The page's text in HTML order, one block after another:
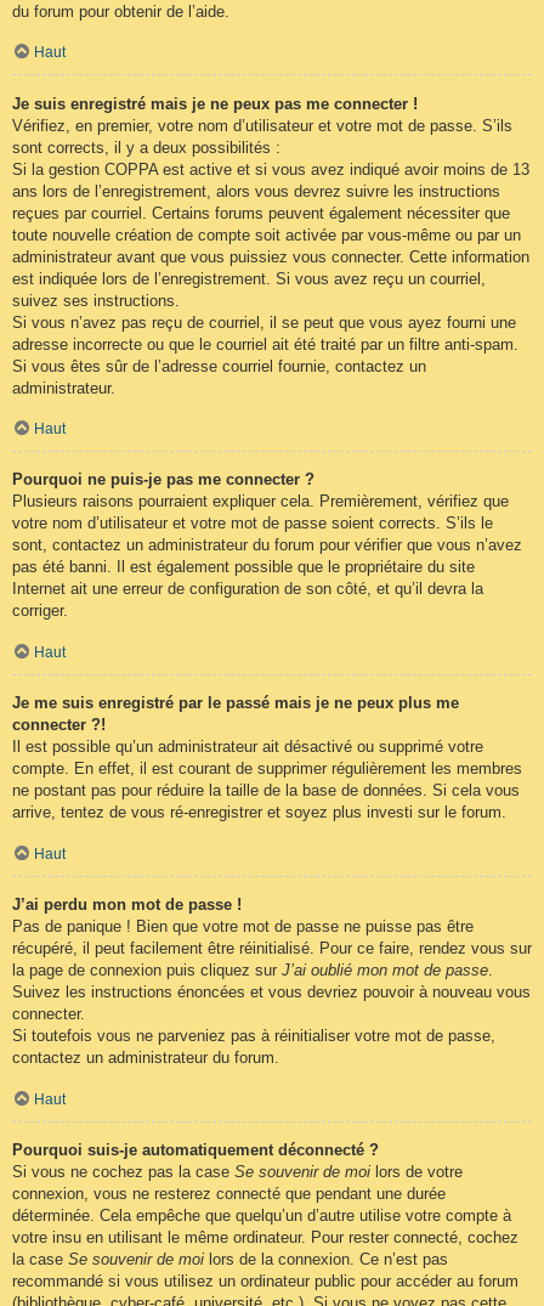
du forum pour obtenir de l’aide.
Haut
Je suis enregistré mais je ne peux pas me connecter !
Vérifiez, en premier, votre nom d’utilisateur et votre mot de passe. S’ils
sont corrects, il y a deux possibilités :
Si la gestion COPPA est active et si vous avez indiqué avoir moins de 13
ans lors de l’enregistrement, alors vous devrez suivre les instructions
reçues par courriel. Certains forums peuvent également nécessiter que
toute nouvelle création de compte soit activée par vous-même ou par un
administrateur avant que vous puissiez vous connecter. Cette information
est indiquée lors de l’enregistrement. Si vous avez reçu un courriel,
suivez ses instructions.
Si vous n’avez pas reçu de courriel, il se peut que vous ayez fourni une
adresse incorrecte ou que le courriel ait été traité par un filtre anti-spam.
Si vous êtes sûr de l’adresse courriel fournie, contactez un
administrateur.
Haut
Pourquoi ne puis-je pas me connecter ?
Plusieurs raisons pourraient expliquer cela. Premièrement, vérifiez que
votre nom d’utilisateur et votre mot de passe soient corrects. S’ils le
sont, contactez un administrateur du forum pour vérifier que vous n’avez
pas été banni. Il est également possible que le propriétaire du site
Internet ait une erreur de configuration de son côté, et qu’il devra la
corriger.
Haut
Je me suis enregistré par le passé mais je ne peux plus me
connecter ?!
Il est possible qu’un administrateur ait désactivé ou supprimé votre
compte. En effet, il est courant de supprimer régulièrement les membres
ne postant pas pour réduire la taille de la base de données. Si cela vous
arrive, tentez de vous ré-enregistrer et soyez plus investi sur le forum.
Haut
J’ai perdu mon mot de passe !
Pas de panique ! Bien que votre mot de passe ne puisse pas être
récupéré, il peut facilement être réinitialisé. Pour ce faire, rendez vous sur
la page de connexion puis cliquez sur J’ai oublié mon mot de passe.
Suivez les instructions énoncées et vous devriez pouvoir à nouveau vous
connecter.
Si toutefois vous ne parveniez pas à réinitialiser votre mot de passe,
contactez un administrateur du forum.
Haut
Pourquoi suis-je automatiquement déconnecté ?
Si vous ne cochez pas la case Se souvenir de moi lors de votre
connexion, vous ne resterez connecté que pendant une durée
déterminée. Cela empêche que quelqu’un d’autre utilise votre compte à
votre insu en utilisant le même ordinateur. Pour rester connecté, cochez
la case Se souvenir de moi lors de la connexion. Ce n’est pas
recommandé si vous utilisez un ordinateur public pour accéder au forum